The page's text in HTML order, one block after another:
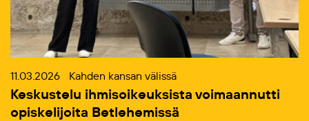
11.03.2026 Kahden kansan välissä
Keskustelu ihmisoikeuksista voimaannutti
opiskelijoita Betlehemissä